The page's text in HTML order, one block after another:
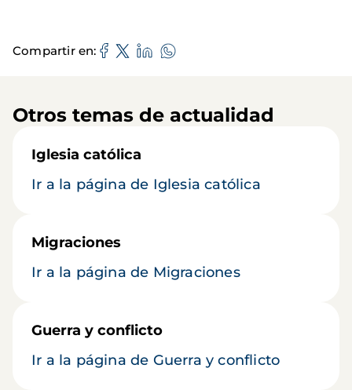
Compartir en
Otros temas de actualidad
Iglesia católica
Ir a la página de Iglesia católica
Migraciones
Ir a la página de Migraciones
Guerra y conflicto
Ir a la página de Guerra y conflicto